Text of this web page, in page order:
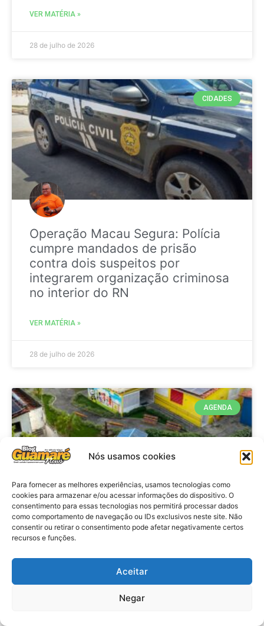
Nós usamos cookies
Para fornecer as melhores experiências, usamos tecnologias como
cookies para armazenar e/ou acessar informações do dispositivo. O
consentimento para essas tecnologias nos permitirá processar dados
como comportamento de navegação ou IDs exclusivos neste site. Não
consentir ou retirar o consentimento pode afetar negativamente certos
recursos e funções.
Aceitar
Negar
VER MATÉRIA »
28 de julho de 2026
CIDADES
Operação Macau Segura: Polícia
cumpre mandados de prisão
contra dois suspeitos por
integrarem organização criminosa
no interior do RN
VER MATÉRIA »
28 de julho de 2026
AGENDA
Agenda: 10ª Mostra Pedagógica
da Casa Durval Paiva acontecerá
nesta quarta-feira (29)